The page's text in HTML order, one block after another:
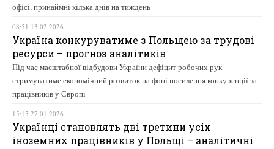
офісі, принаймні кілька днів на тиждень
08:51 13.02.2026
Україна конкуруватиме з Польщею за трудові
ресурси – прогноз аналітиків
Під час масштабної відбудови України дефіцит робочих рук
стримуватиме економічний розвиток на фоні посилення конкуренції за
працівників у Європі
15:15 27.01.2026
Українці становлять дві третини усіх
іноземних працівників у Польщі – аналітичні